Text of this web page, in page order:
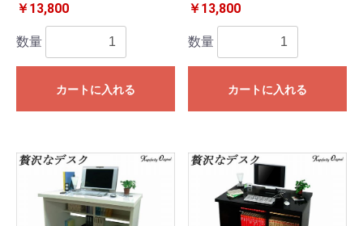
￥13,800
数量
カートに入れる
￥13,800
数量
カートに入れる